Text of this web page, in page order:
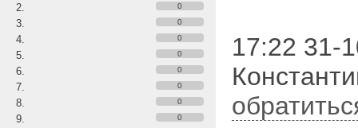
0
0
0
0
0
0
0
0
17:22 31-